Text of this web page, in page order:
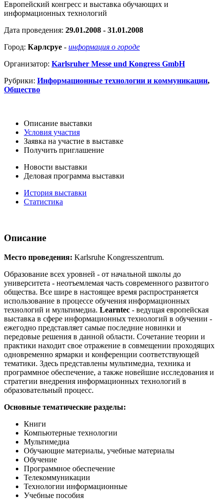
Европейский конгресс и выставка обучающих и
информационных технологий
Дата проведения: 29.01.2008 - 31.01.2008
Город: Карлсруе - информация о городе
Организатор: Karlsruher Messe und Kongress GmbH
Рубрики: Информационные технологии и коммуникации,
Общество
Описание выставки
Условия участия
Заявка на участие в выставке
Получить приглашение
Новости выставки
Деловая программа выставки
История выставки
Статистика
Описание
Место проведения: Karlsruhe Kongresszentrum.
Образование всех уровней - от начальной школы до
университета - неотъемлемая часть современного развитого
общества. Все шире в настоящее время распространяется
использование в процессе обучения информационных
технологий и мультимедиа. Learntec - ведущая европейская
выставка в сфере информационных технологий в обучении -
ежегодно представляет самые последние новинки и
передовые решения в данной области. Сочетание теории и
практики находит свое отражение в совмещении проходящих
одновременно ярмарки и конференции соответствующей
тематики. Здесь представлены мультимедиа, техника и
программное обеспечение, а также новейшие исследования и
стратегии внедрения информационных технологий в
образовательный процесс.
Основные тематические разделы:
Книги
Компьютерные технологии
Мультимедиа
Обучающие материалы, учебные материалы
Обучение
Программное обеспечение
Телекоммуникации
Технологии информационные
Учебные пособия